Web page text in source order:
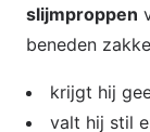
slijmproppen
beneden
krijgt hij
valt hij stil